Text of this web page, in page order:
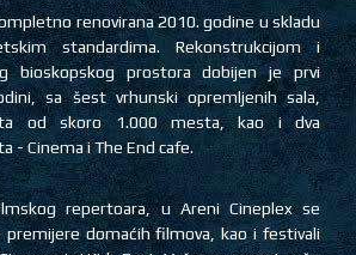
renovirana 2010. godine u skladu
standardima. Rekonstrukcijom i
bioskopskog prostora dobijen je prvi
sa šest vrhunski opremljenih sala,
od skoro 1.000 mesta, kao i dva
- Cinema i The End cafe.
repertoara, u Areni Cineplex se
premijere domaćih filmova, kao i festivali